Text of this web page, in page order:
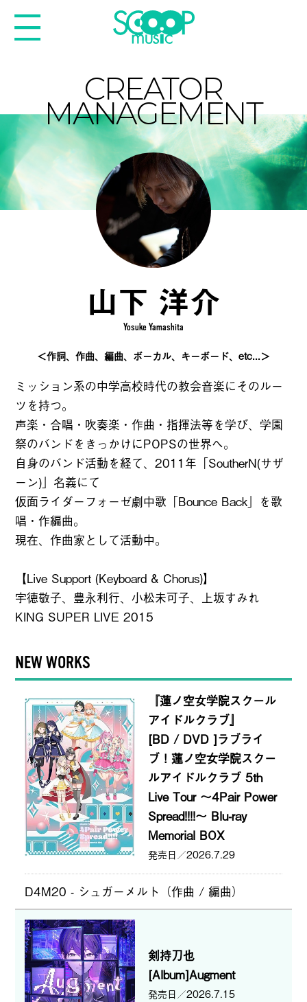
CREATOR
MANAGEMENT
山下 洋介
Yosuke Yamashita
＜作詞、作曲、編曲、ボーカル、キーボード、etc...＞
ミッション系の中学高校時代の教会音楽にそのルー
ツを持つ。
声楽・合唱・吹奏楽・作曲・指揮法等を学び、学園
祭のバンドをきっかけにPOPSの世界へ。
自身のバンド活動を経て、2011年「SoutherN(サザ
ーン)」名義にて
仮面ライダーフォーゼ劇中歌「Bounce Back」を歌
唱・作編曲。
現在、作曲家として活動中。
【Live Support (Keyboard & Chorus)】
宇徳敬子、豊永利行、小松未可子、上坂すみれ
KING SUPER LIVE 2015
NEW WORKS
『蓮ノ空女学院スクール
アイドルクラブ』
[BD / DVD ]ラブライ
ブ！蓮ノ空女学院スクー
ルアイドルクラブ 5th
Live Tour ～4Pair Power
Spread!!!!～ Blu-ray
Memorial BOX
2026.7.29
D4M20 - シュガーメルト（作曲 / 編曲）
剣持刀也
[Album]Augment
2026.7.15